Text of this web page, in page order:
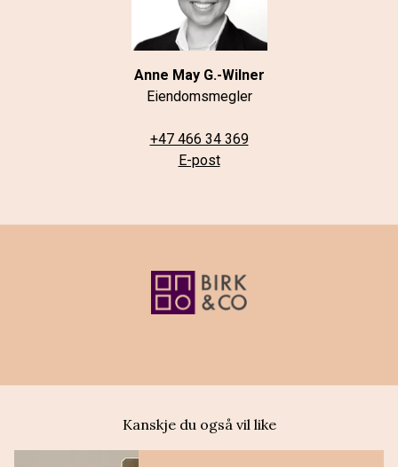
Eiendomsmegler
+47 466 34 369
E-post
Kanskje du også vil like
Dette er en lenke til et innlegg.